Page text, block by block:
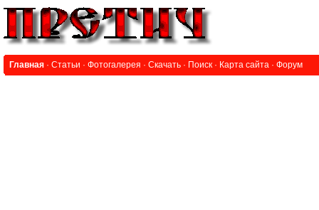
Главная · Статьи · Фотогалерея · Скачать · Поиск · Карта сайта · Форум